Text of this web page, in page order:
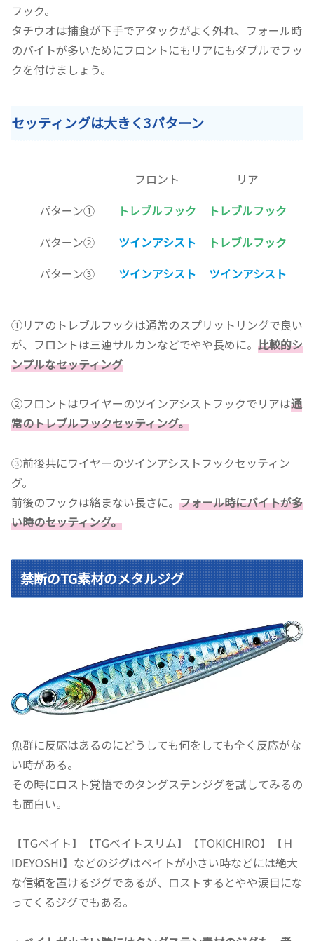
フック。
タチウオは捕食が下手でアタックがよく外れ、フォール時
のバイトが多いためにフロントにもリアにもダブルでフッ
クを付けましょう。
セッティングは大きく3パターン
フロント
リア
パターン①
トレブルフック
トレブルフック
パターン②
ツインアシスト
トレブルフック
パターン③
ツインアシスト ツインアシスト
①リアのトレブルフックは通常のスプリットリングで良い
が、フロントは三連サルカンなどでやや長めに。 比較的シ
ンプルなセッティング
②フロントはワイヤーのツインアシストフックでリアは通
常のトレブルフックセッティング。
③前後共にワイヤーのツインアシストフックセッティン
グ。
前後のフックは絡まない長さに。 フォール時にバイトが多
い時のセッティング。
禁断のTG素材のメタルジグ
魚群に反応はあるのにどうしても何をしても全く反応がな
い時がある。
その時にロスト覚悟でのタングステンジグを試してみるの
も面白い。
【TGベイト】【TGベイトスリム】【TOKICHIRO】【Ｈ
IDEYOSHI】などのジグはベイトが小さい時などには絶大
な信頼を置けるジグであるが、ロストするとやや涙目にな
ってくるジグでもある。